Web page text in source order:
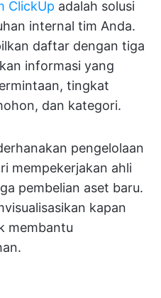
ClickUp adalah solusi
internal tim Anda.
daftar dengan tiga
informasi yang
tingkat
dan kategori.
pengelolaan
mempekerjakan ahli
pembelian aset baru.
kapan
membantu